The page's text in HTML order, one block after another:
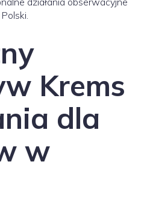
Krems
dla
w